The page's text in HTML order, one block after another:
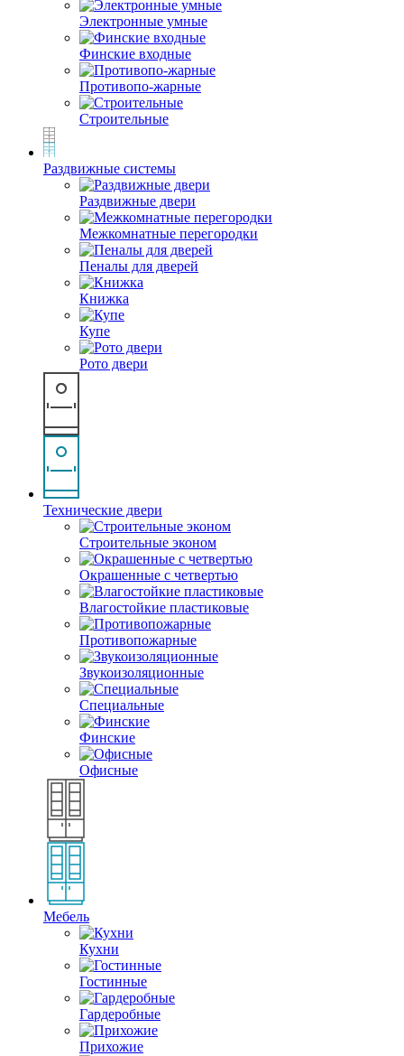
Электронные умные
Финские входные
Противопо-жарные
Строительные
Раздвижные системы
Раздвижные двери
Межкомнатные перегородки
Пеналы для дверей
Книжка
Купе
Рото двери
Технические двери
Строительные эконом
Окрашенные с четвертью
Влагостойкие пластиковые
Противопожарные
Звукоизоляционные
Специальные
Финские
Офисные
Мебель
Кухни
Гостинные
Гардеробные
Прихожие